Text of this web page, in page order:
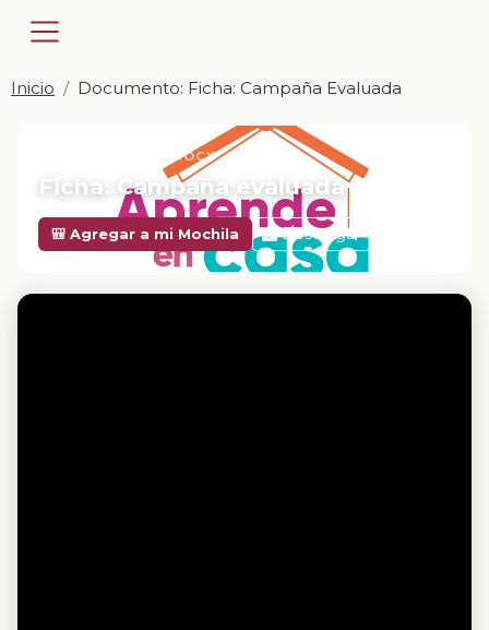
Inicio Documento: Ficha: Campaña Evaluada
📎 DOCUMENTO · DOCX
Ficha: Campaña evaluada
🎒 Agregar a mi Mochila Descargar